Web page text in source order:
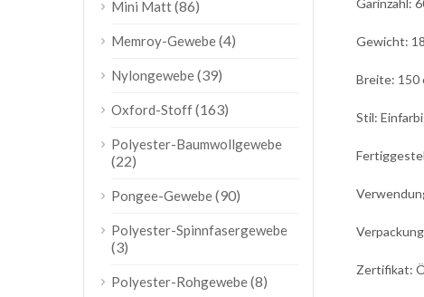
Garinzahl:
Gewicht:
Breite: 150
Stil:
Zertifikat:
Mini Matt(86)
Memroy-Gewebe(4)
Nylongewebe(39)
Oxford-Stoff(163)
Polyester-Baumwollgewebe
(22)
Pongee-Gewebe(90)
Polyester-Spinnfasergewebe
(3)
Polyester-Rohgewebe(8)